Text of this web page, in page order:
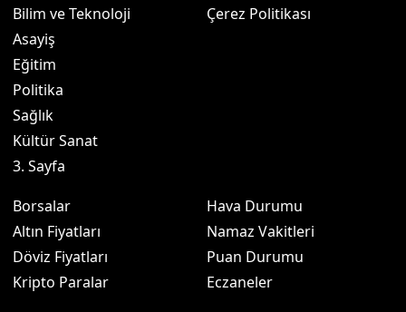
Bilim ve Teknoloji
Asayiş
Eğitim
Politika
Sağlık
Kültür Sanat
3. Sayfa
Çerez Politikası
Borsalar
Altın Fiyatları
Döviz Fiyatları
Kripto Paralar
Hava Durumu
Namaz Vakitleri
Puan Durumu
Eczaneler